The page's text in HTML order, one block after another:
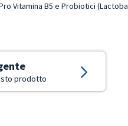
Vitamina B5 e Probiotici
prodotto